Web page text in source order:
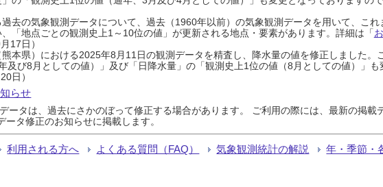
去の気象観測データについて、過去（1960年以前）の気象観測データを用いて、こ
「地点ごとの観測史上1～10位の値」が更新される地点・要素があります。詳細は「
17日）
本県）における2025年8月11日の観測データを精査し、降水量の値を修正しました。
及び8月としての値）」及び「日降水量」の「観測史上1位の値（8月としての値）」
日）
らせ
ータは、過去にさかのぼって修正する場合があります。 ご利用の際には、最新の掲載
ータ修正のお知らせに掲載します。
利用される方へ よくある質問（FAQ） 気象観測統計の解説 年・季節・